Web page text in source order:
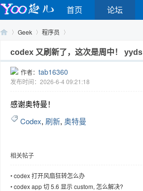
首页 论坛
Geek
›
程序员
›
codex 又刷新了，这次是周中！ yyds
作者： tab16360
发布时间：2026-6-4 09:21:18
感谢奥特曼！
Codex, 刷新, 奥特曼
相关帖子
•codex 打开风扇狂转怎么办
•codex app 切 5.6 显示 custom, 怎么解决?